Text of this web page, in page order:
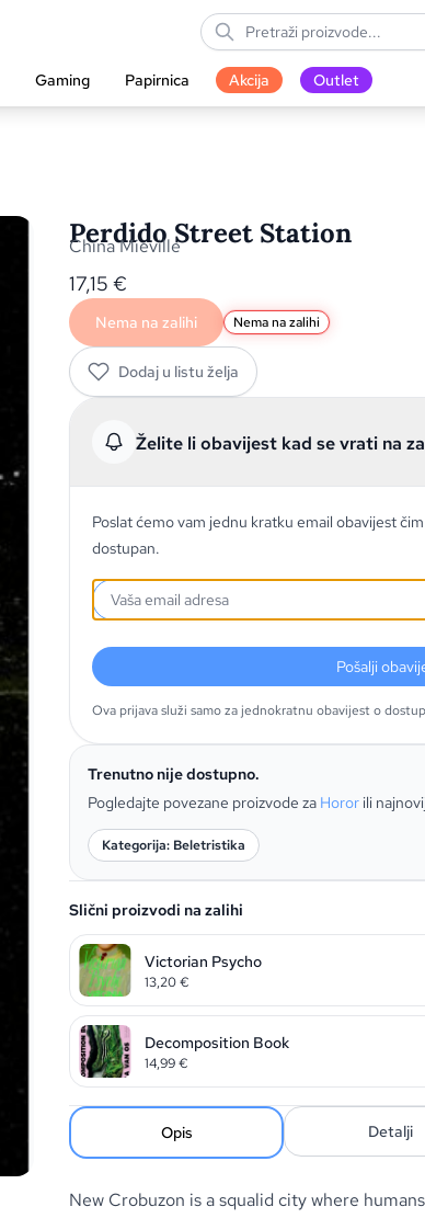
Gaming Papirnica Akcija Outlet
Perdido Street Station
China Mieville
17,15 €
Nema na zalihi Nema na zalihi
Dodaj u listu želja
Želite li obavijest kad se vrati na
Poslat ćemo vam jednu kratku email obavijest
dostupan.
Pošalji
Ova prijava služi samo za jednokratnu obavijest o
Trenutno nije dostupno.
Pogledajte povezane proizvode za Horor ili
Kategorija: Beletristika
Slični proizvodi na zalihi
Victorian Psycho
13,20€
Decomposition Book
14,99€
Opis Detalji
New Crobuzon is a squalid city where